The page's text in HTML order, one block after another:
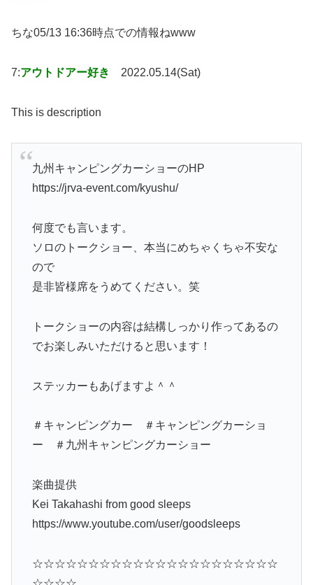
ちな05/13 16:36時点での情報ねwww
7:アウトドアー好き 2022.05.14(Sat)
This is description
九州キャンピングカーショーのHP
https://jrva-event.com/kyushu/
何度でも言います。
ソロのトークショー、本当にめちゃくちゃ不安な
ので
是非皆様席をうめてください。笑
トークショーの内容は結構しっかり作ってあるの
でお楽しみいただけると思います！
ステッカーもあげますよ＾＾
＃キャンピングカー ＃キャンピングカーショ
ー ＃九州キャンピングカーショー
楽曲提供
Kei Takahashi from good sleeps
https://www.youtube.com/user/goodsleeps
☆☆☆☆☆☆☆☆☆☆☆☆☆☆☆☆☆☆☆☆☆☆